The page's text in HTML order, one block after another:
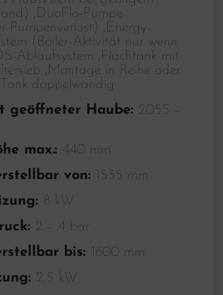
,DuoFlo-Pumpe
Pumpenverlust) ,Energy-
(Boiler-Aktivität nur wenn
Ablaufsystem ,Flachtank mit
,Montage in Reihe oder
doppelwandig
geöffneter Haube: 2055 –
max.: 440 mm
von: 1535 mm
8 kW
2 – 4 bar
bis: 1600 mm
2,5 kW